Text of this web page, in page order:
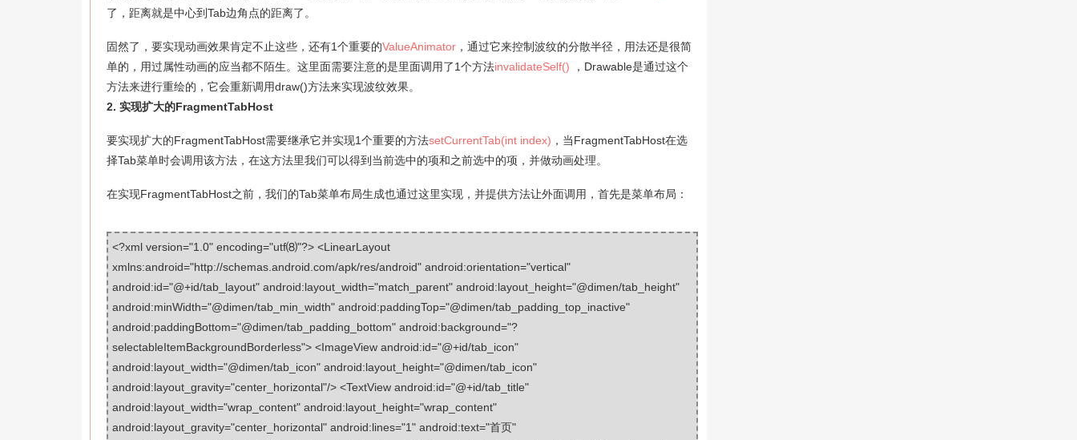
了，距离就是中心到Tab边角点的距离了。
固然了，要实现动画效果肯定不止这些，还有1个重要的ValueAnimator ，通过它来控制波纹的分散半径，用法还是很简
单的，用过属性动画的应当都不陌生。这里面需要注意的是里面调用了1个方法invalidateSelf() ，Drawable是通过这个
方法来进行重绘的，它会重新调用draw()方法来实现波纹效果。
2. 实现扩大的FragmentTabHost
要实现扩大的FragmentTabHost需要继承它并实现1个重要的方法setCurrentTab(int index) ，当FragmentTabHost在选
择Tab菜单时会调用该方法，在这方法里我们可以得到当前选中的项和之前选中的项，并做动画处理。
在实现FragmentTabHost之前，我们的Tab菜单布局生成也通过这里实现，并提供方法让外面调用，首先是菜单布局：
<?xml version="1.0" encoding="utf⑻"?> <LinearLayout
xmlns:android="http://schemas.android.com/apk/res/android" android:orientation="vertical"
android:id="@+id/tab_layout" android:layout_width="match_parent" android:layout_height="@dimen/tab_height"
android:minWidth="@dimen/tab_min_width" android:paddingTop="@dimen/tab_padding_top_inactive"
android:paddingBottom="@dimen/tab_padding_bottom" android:background="?
selectableItemBackgroundBorderless"> <ImageView android:id="@+id/tab_icon"
android:layout_width="@dimen/tab_icon" android:layout_height="@dimen/tab_icon"
android:layout_gravity="center_horizontal"/> <TextView android:id="@+id/tab_title"
android:layout_width="wrap_content" android:layout_height="wrap_content"
android:layout_gravity="center_horizontal" android:lines="1" android:text="首页"